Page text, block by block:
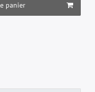
panier